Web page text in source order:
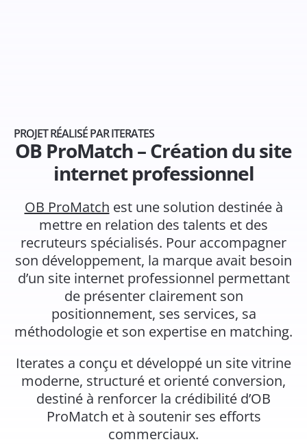
PROJET RÉALISÉ PAR ITERATES
OB ProMatch – Création du site
internet professionnel
OB ProMatch est une solution destinée à
mettre en relation des talents et des
recruteurs spécialisés. Pour accompagner
son développement, la marque avait besoin
d’un site internet professionnel permettant
de présenter clairement son
positionnement, ses services, sa
méthodologie et son expertise en matching.
Iterates a conçu et développé un site vitrine
moderne, structuré et orienté conversion,
destiné à renforcer la crédibilité d’OB
ProMatch et à soutenir ses efforts
commerciaux.